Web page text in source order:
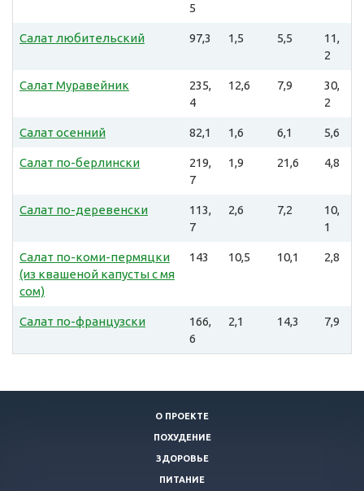
5
Салат любительский 97,3 1,5 5,5
11,
2
Салат Муравейник
235,
4
12,6 7,9
30,
2
Салат осенний 82,1 1,6 6,1 5,6
Салат по-берлински
219,
7
1,9 21,6 4,8
Салат по-деревенски
113,
7
2,6 7,2
10,
1
Салат по-коми-пермяцки
(из квашеной капусты с мя
сом)
143 10,5 10,1 2,8
Салат по-французски
166,
6
2,1 14,3 7,9
О ПРОЕКТЕ
ПОХУДЕНИЕ
ЗДОРОВЬЕ
ПИТАНИЕ